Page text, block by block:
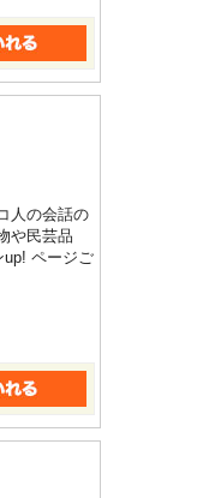
人の会話の
や民芸品
up! ページご